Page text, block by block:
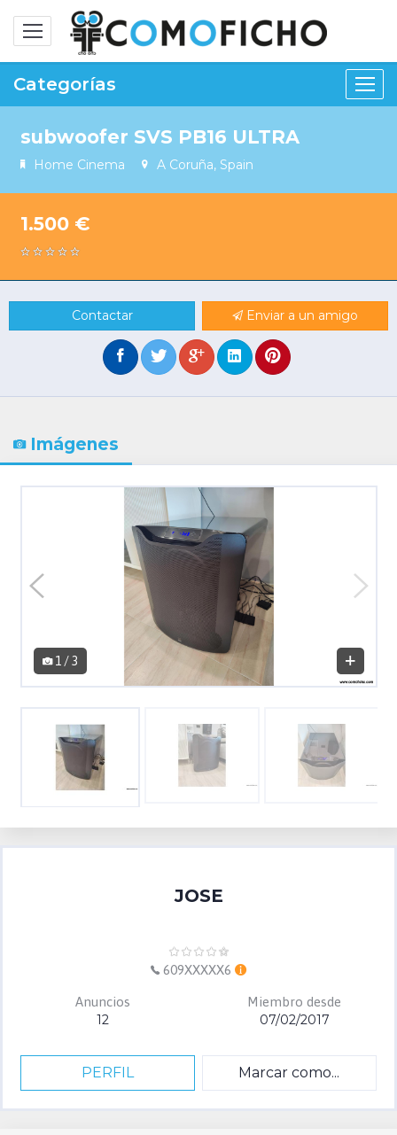
Alternar
navegación
Categorías
subwoofer SVS PB16 ULTRA
Home Cinema A Coruña, Spain
1.500 €
Contactar Enviar a un amigo
Imágenes
1 / 3
JOSE
609XXXXX6
Anuncios
12
Miembro desde
07/02/2017
PERFIL Marcar como...